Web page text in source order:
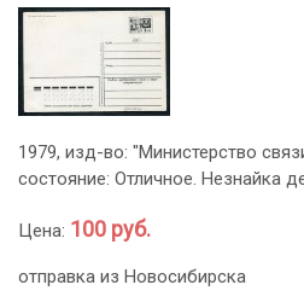
1979, изд-во: "Министерство
состояние: Отличное. Незнайка
Цена: 100 руб.
отправка из Новосибирска